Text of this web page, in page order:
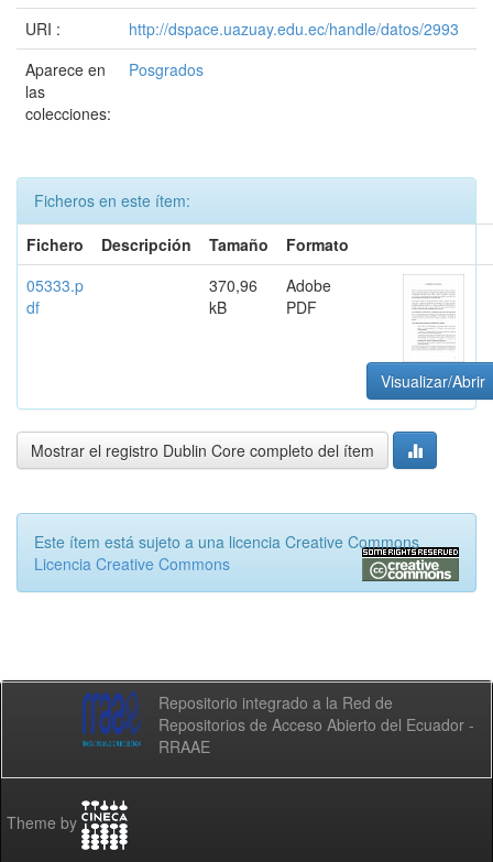
URI :
http://dspace.uazuay.edu.ec/handle/datos/2993
Aparece en
las
colecciones:
Posgrados
Ficheros en este ítem:
Fichero
Descripción Tamaño
Formato
05333.p
df
370,96
kB
Adobe
PDF
Visualizar/Abrir
Mostrar el registro Dublin Core completo del ítem
Este ítem está sujeto a una licencia Creative Commons
Licencia Creative Commons
Repositorio integrado a la Red de
Repositorios de Acceso Abierto del Ecuador -
RRAAE
Theme by